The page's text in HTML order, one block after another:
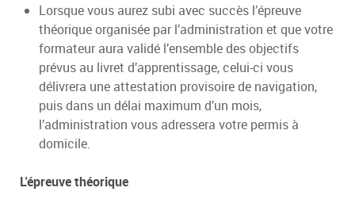
Lorsque vous aurez subi avec succès l’épreuve
théorique organisée par l’administration et que votre
formateur aura validé l’ensemble des objectifs
prévus au livret d’apprentissage, celui-ci vous
délivrera une attestation provisoire de navigation,
puis dans un délai maximum d’un mois,
l’administration vous adressera votre permis à
domicile.
L'épreuve théorique